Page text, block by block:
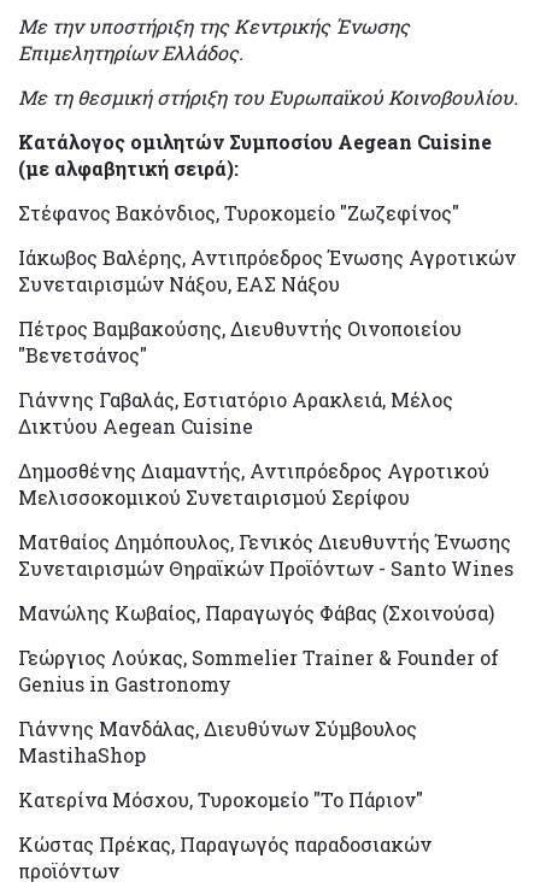
Με την υποστήριξη της Κεντρικής Ένωσης
Επιμελητηρίων Ελλάδος.
Με τη θεσμική στήριξη του Ευρωπαϊκού Κοινοβουλίου.
Κατάλογος ομιλητών Συμποσίου Aegean Cuisine
(με αλφαβητική σειρά):
Στέφανος Βακόνδιος, Τυροκομείο "Ζωζεφίνος"
Ιάκωβος Βαλέρης, Αντιπρόεδρος Ένωσης Αγροτικών
Συνεταιρισμών Νάξου, ΕΑΣ Νάξου
Πέτρος Βαμβακούσης, Διευθυντής Οινοποιείου
"Βενετσάνος"
Γιάννης Γαβαλάς, Εστιατόριο Αρακλειά, Μέλος
Δικτύου Aegean Cuisine
Δημοσθένης Διαμαντής, Αντιπρόεδρος Αγροτικού
Μελισσοκομικού Συνεταιρισμού Σερίφου
Ματθαίος Δημόπουλος, Γενικός Διευθυντής Ένωσης
Συνεταιρισμών Θηραϊκών Προϊόντων - Santo Wines
Μανώλης Κωβαίος, Παραγωγός Φάβας (Σχοινούσα)
Γεώργιος Λούκας, Sommelier Trainer & Founder of
Genius in Gastronomy
Γιάννης Μανδάλας, Διευθύνων Σύμβουλος
MastihaShop
Κατερίνα Μόσχου, Τυροκομείο "Το Πάριον"
Κώστας Πρέκας, Παραγωγός παραδοσιακών
προϊόντων